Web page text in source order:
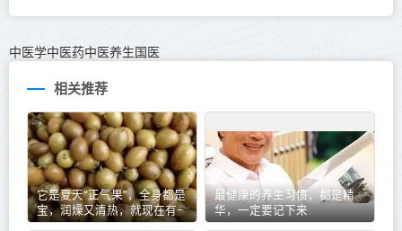
中医学中医药中医养生国医
相关推荐
它是夏天“正气果”，全身都是
宝，润燥又清热，就现在有~
最健康的养生习惯，都是精
华，一定要记下来